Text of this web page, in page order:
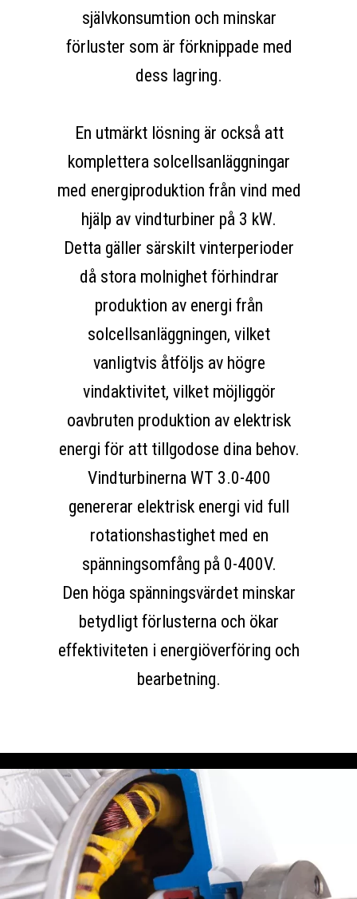
självkonsumtion och minskar
förluster som är förknippade med
dess lagring.
En utmärkt lösning är också att
komplettera solcellsanläggningar
med energiproduktion från vind med
hjälp av vindturbiner på 3 kW.
Detta gäller särskilt vinterperioder
då stora molnighet förhindrar
produktion av energi från
solcellsanläggningen, vilket
vanligtvis åtföljs av högre
vindaktivitet, vilket möjliggör
oavbruten produktion av elektrisk
energi för att tillgodose dina behov.
Vindturbinerna WT 3.0-400
genererar elektrisk energi vid full
rotationshastighet med en
spänningsomfång på 0-400V.
Den höga spänningsvärdet minskar
betydligt förlusterna och ökar
effektiviteten i energiöverföring och
bearbetning.